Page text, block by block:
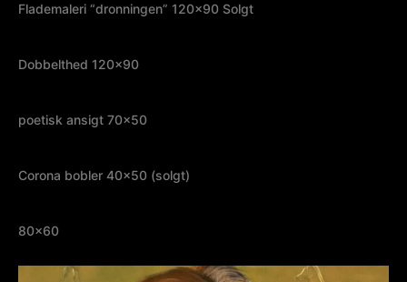
Flademaleri “dronningen” 120×90 Solgt
Dobbelthed 120×90
poetisk ansigt 70×50
Corona bobler 40×50 (solgt)
80×60